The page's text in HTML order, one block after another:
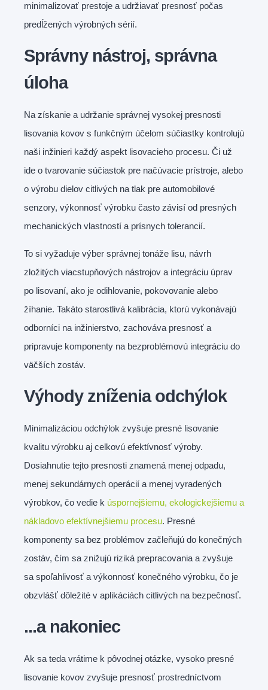
minimalizovať prestoje a udržiavať presnosť počas
predĺžených výrobných sérií.
Správny nástroj, správna
úloha
Na získanie a udržanie správnej vysokej presnosti
lisovania kovov s funkčným účelom súčiastky kontrolujú
naši inžinieri každý aspekt lisovacieho procesu. Či už
ide o tvarovanie súčiastok pre načúvacie prístroje, alebo
o výrobu dielov citlivých na tlak pre automobilové
senzory, výkonnosť výrobku často závisí od presných
mechanických vlastností a prísnych tolerancií.
To si vyžaduje výber správnej tonáže lisu, návrh
zložitých viacstupňových nástrojov a integráciu úprav
po lisovaní, ako je odihlovanie, pokovovanie alebo
žíhanie. Takáto starostlivá kalibrácia, ktorú vykonávajú
odborníci na inžinierstvo, zachováva presnosť a
pripravuje komponenty na bezproblémovú integráciu do
väčších zostáv.
Výhody zníženia odchýlok
Minimalizáciou odchýlok zvyšuje presné lisovanie
kvalitu výrobku aj celkovú efektívnosť výroby.
Dosiahnutie tejto presnosti znamená menej odpadu,
menej sekundárnych operácií a menej vyradených
výrobkov, čo vedie k úspornejšiemu, ekologickejšiemu a
nákladovo efektívnejšiemu procesu. Presné
komponenty sa bez problémov začleňujú do konečných
zostáv, čím sa znižujú riziká prepracovania a zvyšuje
sa spoľahlivosť a výkonnosť konečného výrobku, čo je
obzvlášť dôležité v aplikáciách citlivých na bezpečnosť.
...a nakoniec
Ak sa teda vrátime k pôvodnej otázke, vysoko presné
lisovanie kovov zvyšuje presnosť prostredníctvom